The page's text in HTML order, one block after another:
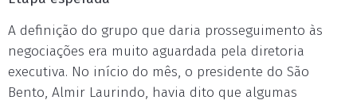
A definição do grupo que daria prosseguimento às
negociações era muito aguardada pela diretoria
executiva. No início do mês, o presidente do São
Bento, Almir Laurindo, havia dito que algumas